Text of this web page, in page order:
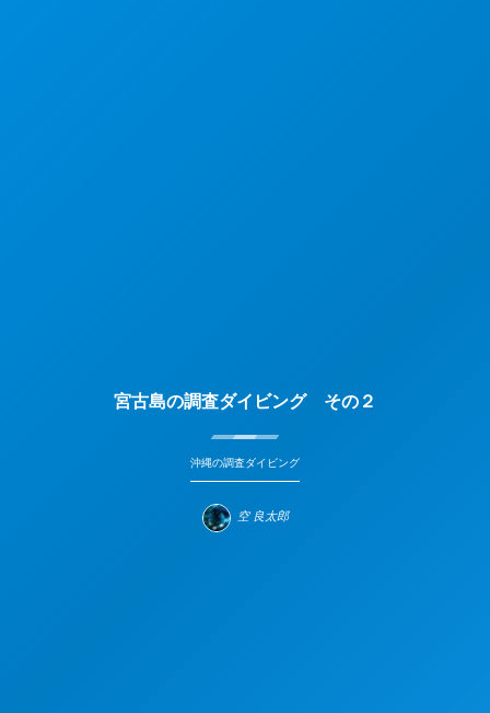
宮古島の調査ダイビング その２
沖縄の調査ダイビング
空 良太郎